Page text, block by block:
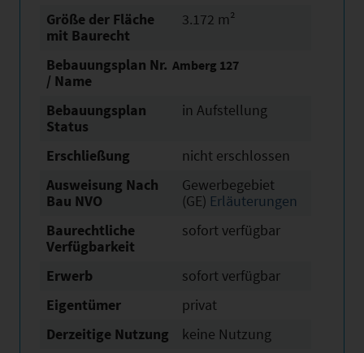
Größe der Fläche
mit Baurecht
3.172 m²
Bebauungsplan Nr.
/ Name
Amberg 127
Bebauungsplan
Status
in Aufstellung
Erschließung
nicht erschlossen
Ausweisung Nach
Bau NVO
Gewerbegebiet
(GE) Erläuterungen
Baurechtliche
Verfügbarkeit
sofort verfügbar
Erwerb
sofort verfügbar
Eigentümer
privat
Derzeitige Nutzung
keine Nutzung